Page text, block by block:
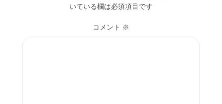
いている欄は必須項目です
コメント ※